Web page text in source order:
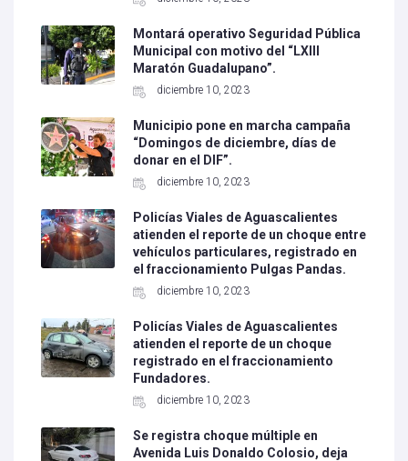
Montará operativo Seguridad Pública
Municipal con motivo del “LXIII
Maratón Guadalupano”.
diciembre 10, 2023
Municipio pone en marcha campaña
“Domingos de diciembre, días de
donar en el DIF”.
diciembre 10, 2023
Policías Viales de Aguascalientes
atienden el reporte de un choque entre
vehículos particulares, registrado en
el fraccionamiento Pulgas Pandas.
diciembre 10, 2023
Policías Viales de Aguascalientes
atienden el reporte de un choque
registrado en el fraccionamiento
Fundadores.
diciembre 10, 2023
Se registra choque múltiple en
Avenida Luis Donaldo Colosio, deja